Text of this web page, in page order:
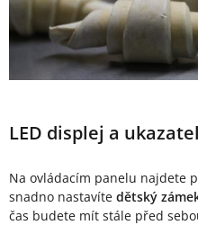
LED displej a
Na ovládacím panelu najdete
snadno nastavíte dětský
čas budete mít stále před